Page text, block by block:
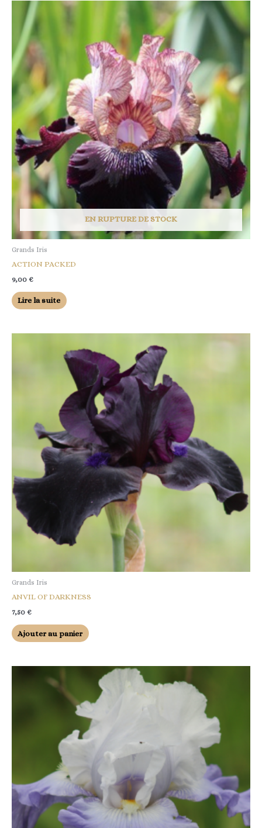
EN RUPTURE DE STOCK
Grands Iris
ACTION PACKED
9,00 €
Lire la suite
Grands Iris
ANVIL OF DARKNESS
7,50 €
Ajouter au panier